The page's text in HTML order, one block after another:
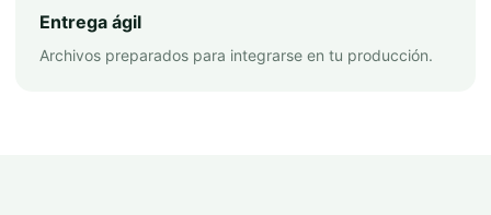
Entrega ágil
Archivos preparados para integrarse en tu producción.